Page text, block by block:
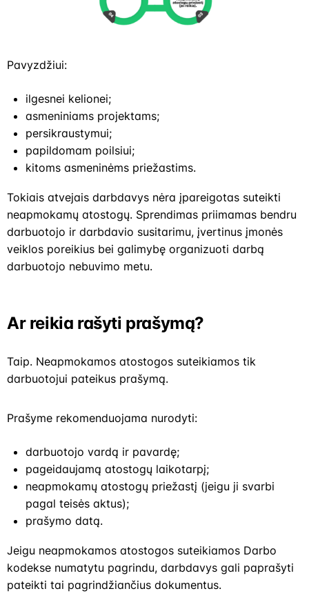
Pavyzdžiui:
ilgesnei kelionei;
asmeniniams projektams;
persikraustymui;
papildomam poilsiui;
kitoms asmeninėms priežastims.
Tokiais atvejais darbdavys nėra įpareigotas suteikti
neapmokamų atostogų. Sprendimas priimamas bendru
darbuotojo ir darbdavio susitarimu, įvertinus įmonės
veiklos poreikius bei galimybę organizuoti darbą
darbuotojo nebuvimo metu.
Ar reikia rašyti prašymą?
Taip. Neapmokamos atostogos suteikiamos tik
darbuotojui pateikus prašymą.
Prašyme rekomenduojama nurodyti:
darbuotojo vardą ir pavardę;
pageidaujamą atostogų laikotarpį;
neapmokamų atostogų priežastį (jeigu ji svarbi
pagal teisės aktus);
prašymo datą.
Jeigu neapmokamos atostogos suteikiamos Darbo
kodekse numatytu pagrindu, darbdavys gali paprašyti
pateikti tai pagrindžiančius dokumentus.